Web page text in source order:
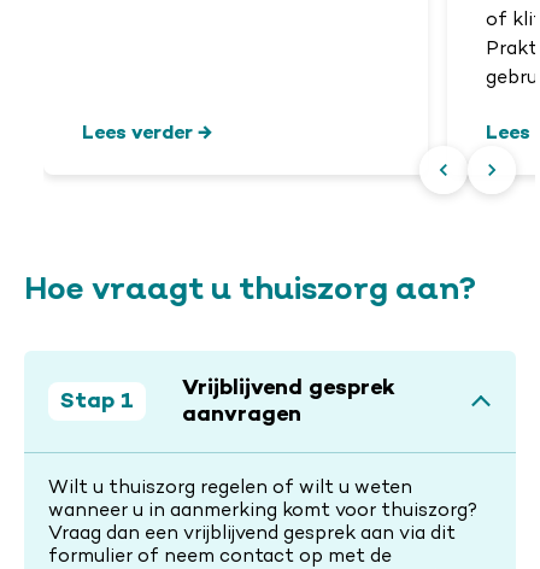
Lees verder
of
Lees
Hoe vraagt u thuiszorg aan?
Stap 1
Vrijblijvend gesprek
aanvragen
Wilt u thuiszorg regelen of wilt u weten
wanneer u in aanmerking komt voor thuiszorg?
Vraag dan een vrijblijvend gesprek aan via dit
formulier of neem contact op met de